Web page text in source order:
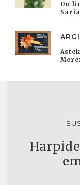
On